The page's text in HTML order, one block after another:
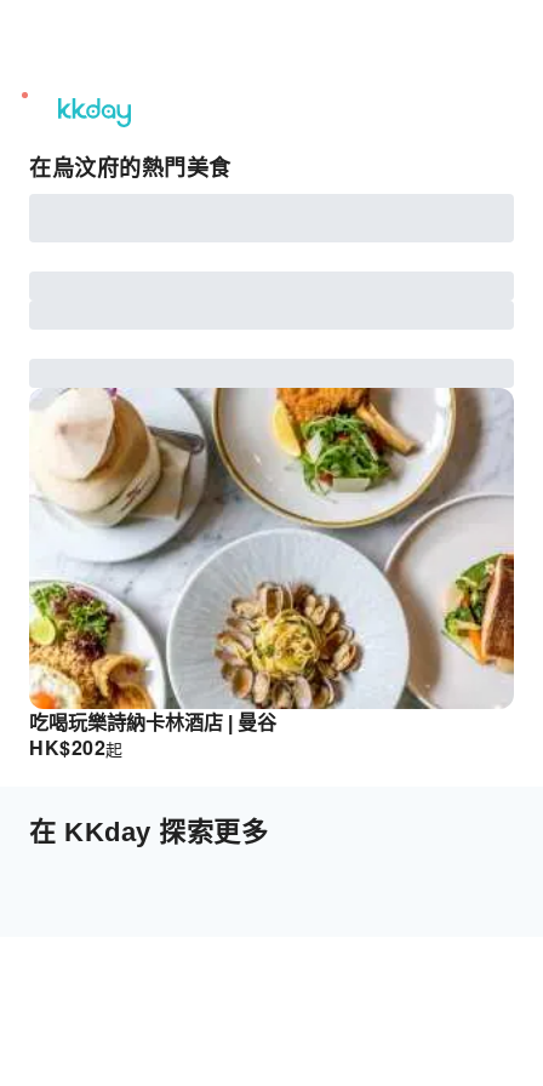
unread
notifications
在烏汶府的熱門美食
吃喝玩樂詩納卡林酒店 | 曼谷
HK$202起
在 KKday 探索更多